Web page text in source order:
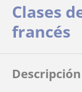
Clases
francés